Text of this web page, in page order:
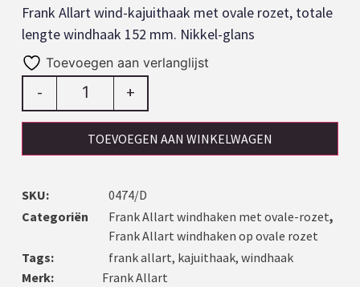
Frank Allart wind-kajuithaak met ovale rozet, totale
lengte windhaak 152 mm. Nikkel-glans
Toevoegen aan verlanglijst
- +
TOEVOEGEN AAN WINKELWAGEN
SKU:
0474/D
Categoriën
Frank Allart windhaken met ovale-rozet,
Frank Allart windhaken op ovale rozet
Tags:
frank allart, kajuithaak, windhaak
Merk:
Frank Allart